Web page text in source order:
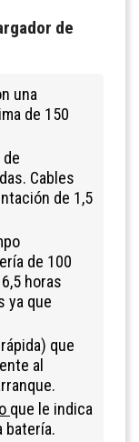
de
una
de 150
de
Cables
de 1,5
de 100
horas
ya que
que
al
que le indica
batería.